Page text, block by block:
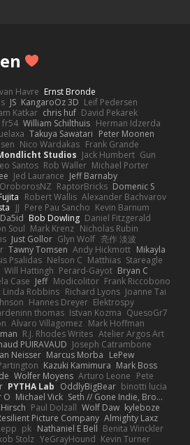
Havre Ernst Bronde
JS KangaroOz 3D Leif Pedersen
Katkar chris huf David Pekarek
fr54 William Schilthuis Herman Idzerda
Takuya Sawatari Peter Moonen
Nico Wardakas Frank Grande
Studios Jack Humbert Gun
Santos Rob Waller Michael Porter
Jed Laurance Jeff Barnaby
OroborosNZ RaptorBricks Domenic S
Robert Wallis Alexander Bachvarov
JJ Pere Pau Sancho Kevin Barnum
Da5id Bob Dowling Daniel Fitzgerald
Soul Mark Krenz Nicholas Rubin
Just Gollor Glyn Wolf 亮作 淡波
Tawny Tomsen Andy Hickmott Mikayla
Psalidas Nelson C Matthias Stareagle
Will Hattingh Perard-Gayot Bryan C
Case Jeff Modicolitor Frank Riccobono
Linda Robbins Richard Lyons Joanne Tai
Hannes Dreyer Elektrospy
thomas Istvan Kozma QuesoGr7
Alvaro Villagomez Mark Hoffman
R.J. Rhodes Writes Atelier Argos Art
PUIRAVAUD Joseph Catrambone
Neisser Marcus Morba LePew
Kazuki Kamimura Mark Boss
Wolfer Moyens Arturo Leone Pete
PYTHA Lab OddlyBigBear binotti lucia
O Michael Vick Seth // Gone Indie, Bro...
Paul Dolzall Wolf Daw kyleboze
Picture Company Almighty Laxz
pk Nathaniel E Bell Benita Winckler
Stolz YeGrayHound Kevin Turner